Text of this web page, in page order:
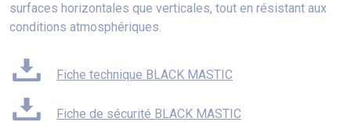
surfaces horizontales que verticales, tout en résistant aux
conditions atmosphériques.
Fiche technique BLACK MASTIC
Fiche de sécurité BLACK MASTIC